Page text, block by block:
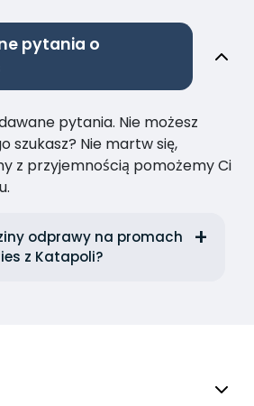
pytania o
pytania. Nie możesz
szukasz? Nie martw się,
z przyjemnością pomożemy Ci
odprawy na promach
z Katapoli?